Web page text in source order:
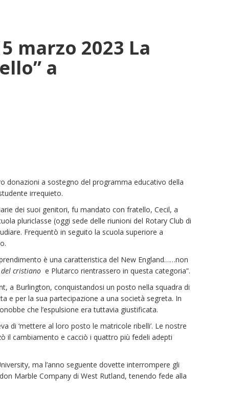
marzo 2023 La
a
donazioni a sostegno del programma educativo della
irrequieto.
dei suoi genitori, fu mandato con fratello, Cecil, a
pluriclasse (oggi sede delle riunioni del Rotary Club di
Frequentò in seguito la scuola superiore a
è una caratteristica del New England……non
cristiano e Plutarco rientrassero in questa categoria”.
a Burlington, conquistandosi un posto nella squadra di
e per la sua partecipazione a una società segreta. In
che l’espulsione era tuttavia giustificata.
di ‘mettere al loro posto le matricole ribelli’. Le nostre
il cambiamento e cacciò i quattro più fedeli adepti
ma l’anno seguente dovette interrompere gli
Marble Company di West Rutland, tenendo fede alla